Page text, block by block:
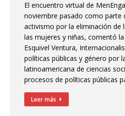
El encuentro virtual de
noviembre pasado como parte
activismo por la eliminación de
las mujeres y niñas, comentó
Esquivel Ventura,
políticas públicas y género por
latinoamericana de ciencias
procesos de políticas públicas
Leer más